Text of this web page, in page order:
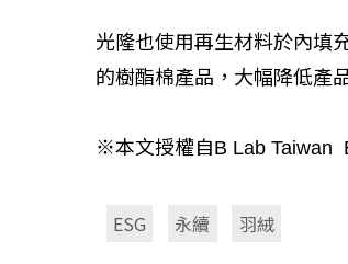
光隆也使用再生材料於內填
的樹酯棉產品，大幅降低產
※本文授權自B Lab Taiwan
ESG 永續 羽絨